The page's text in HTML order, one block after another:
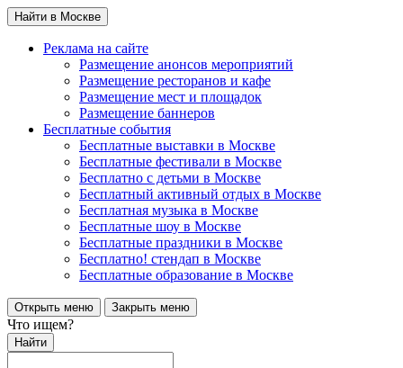
Найти в Москве
Реклама на сайте
Размещение анонсов мероприятий
Размещение ресторанов и кафе
Размещение мест и площадок
Размещение баннеров
Бесплатные события
Бесплатные выставки в Москве
Бесплатные фестивали в Москве
Бесплатно с детьми в Москве
Бесплатный активный отдых в Москве
Бесплатная музыка в Москве
Бесплатные шоу в Москве
Бесплатные праздники в Москве
Бесплатно! стендап в Москве
Бесплатные образование в Москве
Открыть меню Закрыть меню
Что ищем?
Найти